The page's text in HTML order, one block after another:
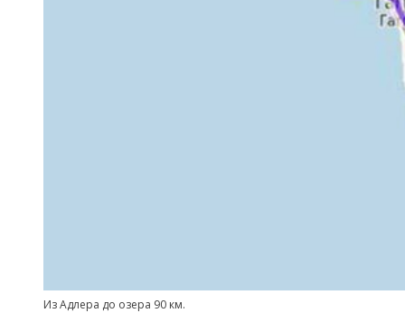
Из Адлера до озера 90 км.